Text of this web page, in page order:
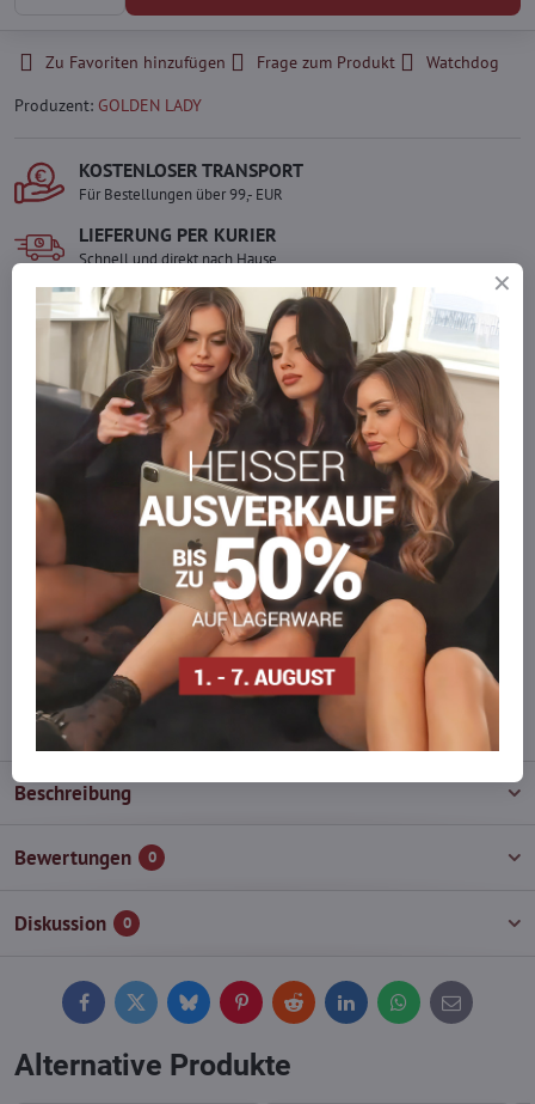
Zu Favoriten hinzufügen Frage zum Produkt
Watchdog
Produzent: GOLDEN LADY
KOSTENLOSER TRANSPORT
Für Bestellungen über 99,- EUR
LIEFERUNG PER KURIER
Schnell und direkt nach Hause.
SICHERE ZAHLUNGEN
Gesicherte Online-Zahlungen
Ware auf Lager
Wir versenden sofort
Werden Sie Teil von everlady
Werden Sie Teil von everlady und genießen Sie einen5 %
Mitgliedervorteilbei jedem Einkauf.
Der Vorteil wird automatisch im Warenkorb angewendet.
Möchten Sie mehr bestellen, als wir
auf Lager haben?
Zögern Sie nicht, uns zu kontaktieren, wir füllen die Ware für Sie
wieder auf!
info​@everlady​.eu
Beschreibung
Bewertungen 0
Diskussion 0
FacebookTwitterBlueskyPinterestReddit LinkedInWhatsApp
E-
mail
Alternative Produkte